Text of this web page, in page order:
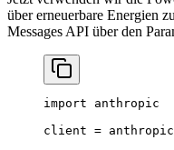
über erneuerbare Energien
Messages API über den
import anthropic
client =